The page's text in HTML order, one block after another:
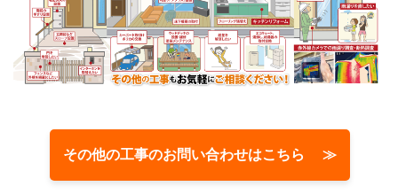
その他の工事のお問い合わせはこちら ≫